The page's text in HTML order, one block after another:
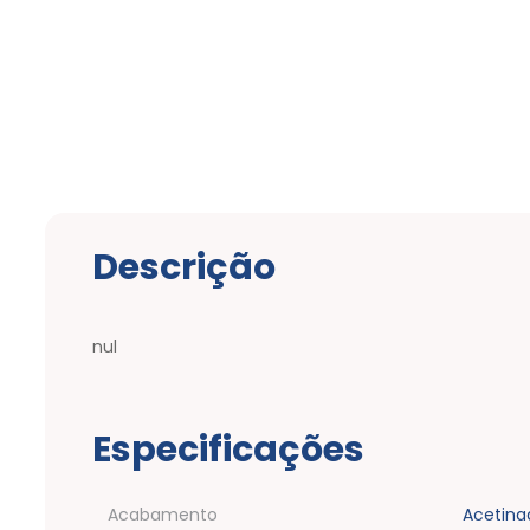
Descrição
nul
Especificações
Acabamento